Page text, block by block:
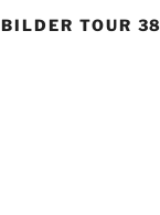
BILDER TOUR 38